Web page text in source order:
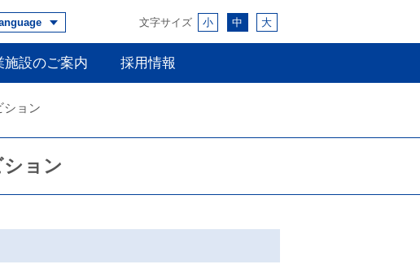
文字サイズ 小 中 大
施設のご案内 採用情報
ション
ョン